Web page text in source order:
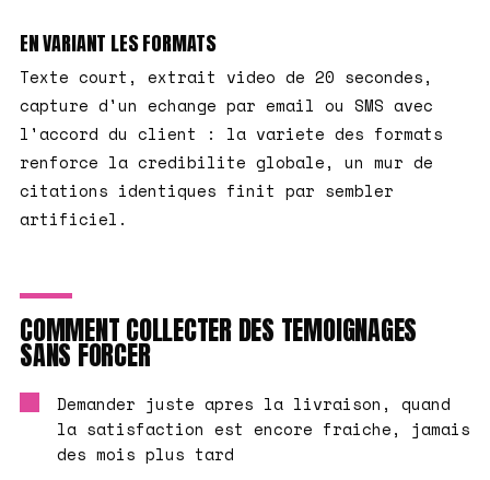
EN VARIANT LES FORMATS
Texte court, extrait video de 20 secondes,
capture d'un echange par email ou SMS avec
l'accord du client : la variete des formats
renforce la credibilite globale, un mur de
citations identiques finit par sembler
artificiel.
COMMENT COLLECTER DES TEMOIGNAGES
SANS FORCER
Demander juste apres la livraison, quand
la satisfaction est encore fraiche, jamais
des mois plus tard